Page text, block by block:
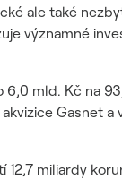
ale také
významné
mld. Kč na
Gasnet
miliardy